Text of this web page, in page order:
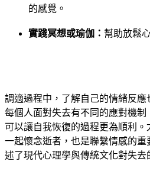
的感覺。
實踐冥想或瑜伽： 幫助放鬆
調適過程中，了解自己的情緒反應
每個人面對失去有不同的應對機制
可以讓自我恢復的過程更為順利
一起懷念逝者，也是聯繫情感的
述了現代心理學與傳統文化對失去